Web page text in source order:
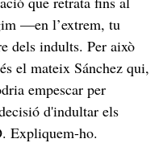
—en l’extrem, tu
dels indults. Per això
el mateix Sánchez qui,
empescar per
d'indultar els
Expliquem-ho.